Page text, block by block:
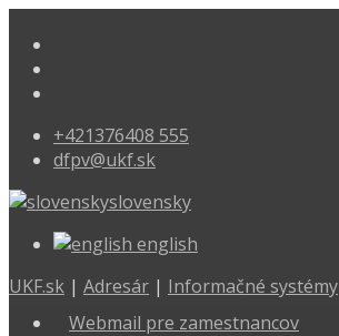
+421376408 555
dfpv@ukf.sk
slovensky
english
UKF.sk | Adresár | Informačné systémy
Webmail pre zamestnancov